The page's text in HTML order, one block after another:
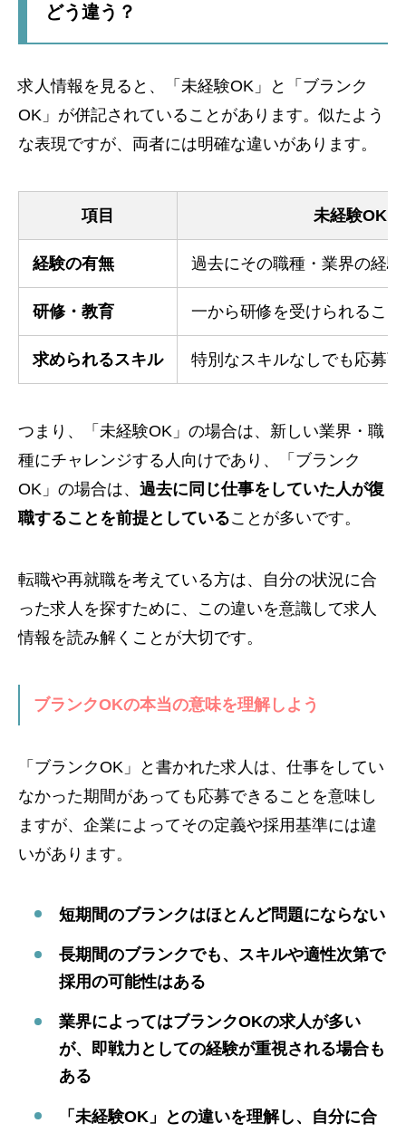
どう違う？
求人情報を見ると、「未経験OK」と「ブランク
OK」が併記されていることがあります。似たよう
な表現ですが、両者には明確な違いがあります。
項目 未経験OK
経験の有無 過去にその職種・業界の経
研修・教育 一から研修を受けられるこ
求められるスキル 特別なスキルなしでも応募可
つまり、「未経験OK」の場合は、新しい業界・職
種にチャレンジする人向けであり、「ブランク
OK」の場合は、 過去に同じ仕事をしていた人が復
職することを前提としていることが多いです。
転職や再就職を考えている方は、自分の状況に合
った求人を探すために、この違いを意識して求人
情報を読み解くことが大切です。
ブランクOKの本当の意味を理解しよう
「ブランクOK」と書かれた求人は、仕事をしてい
なかった期間があっても応募できることを意味し
ますが、企業によってその定義や採用基準には違
いがあります。
短期間のブランクはほとんど問題にならない
長期間のブランクでも、スキルや適性次第で
採用の可能性はある
業界によってはブランクOKの求人が多い
が、即戦力としての経験が重視される場合も
ある
「未経験OK」との違いを理解し、自分に合